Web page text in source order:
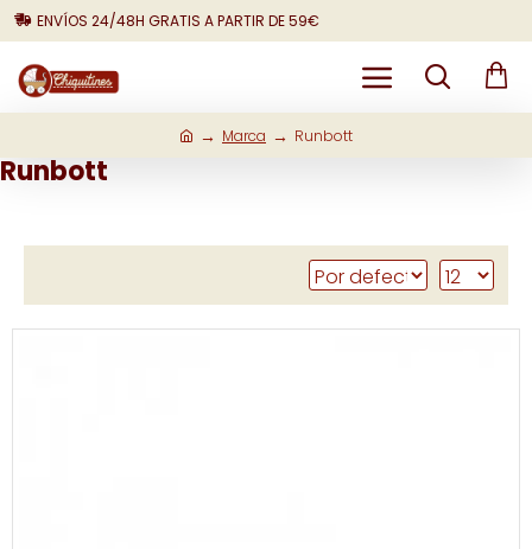
ENVÍOS 24/48H GRATIS A PARTIR DE 59€
Marca Runbott
Runbott